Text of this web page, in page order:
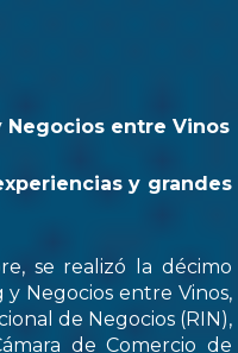
entre Vinos
y grandes
se realizó la décimo
Negocios entre Vinos,
de Negocios (RIN),
de Comercio de